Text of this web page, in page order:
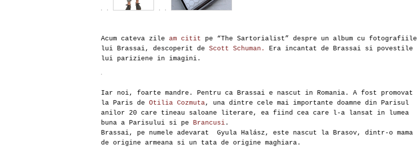
Acum cateva zile am citit pe “The Sartorialist” despre un album cu fotografiile
lui Brassai, descoperit de Scott Schuman.
Era incantat de Brassai si povestile
lui pariziene in imagini.
Iar noi, foarte mandre. Pentru ca Brassai e nascut in Romania. A fost promovat
la Paris de Otilia Cozmuta, una dintre cele mai importante doamne din Parisul
anilor 20 care tineau saloane literare, ea fiind cea care l-a lansat in lumea
buna a Parisului si pe Brancusi .
Brassai, pe numele adevarat Gyula Halász, este nascut la Brasov, dintr-o mama
de origine armeana si un tata de origine maghiara.